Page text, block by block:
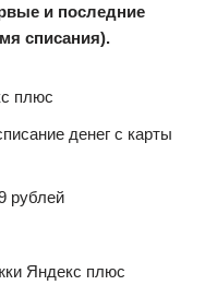
и последние
списания).
плюс
денег с карты
рублей
Яндекс плюс